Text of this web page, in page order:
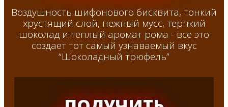
Воздушность шифонового бисквита, тонкий
хрустящий слой, нежный мусс, терпкий
шоколад и теплый аромат рома - все это
создает тот самый узнаваемый вкус
“Шоколадный трюфель”